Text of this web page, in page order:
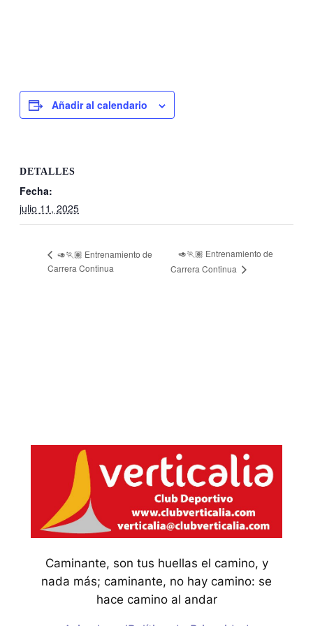
Añadir al calendario
DETALLES
Fecha:
julio 11, 2025
🥑🏃🏽 Entrenamiento de
Carrera Continua
🥑🏃🏽 Entrenamiento de
Carrera Continua
Caminante, son tus huellas el camino, y
nada más; caminante, no hay camino: se
hace camino al andar